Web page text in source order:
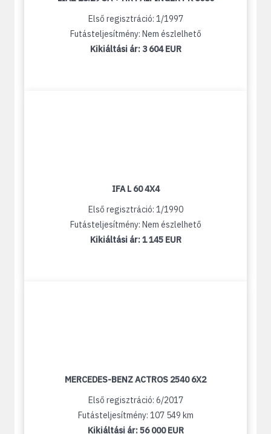
Első regisztráció: 1/1997
Futásteljesítmény: Nem észlelhető
Kikiáltási ár: 3 604 EUR
IFA L 60 4X4
Első regisztráció: 1/1990
Futásteljesítmény: Nem észlelhető
Kikiáltási ár:1 145 EUR
MERCEDES-BENZ ACTROS 2540 6X2
Első regisztráció: 6/2017
Futásteljesítmény: 107 549 km
Kikiáltási ár:56 000 EUR